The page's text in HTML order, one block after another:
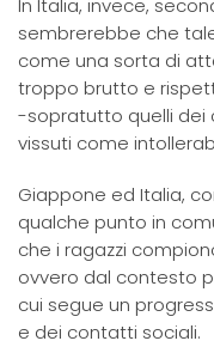
In Italia, invece,
sembrerebbe che
come una sorta di
troppo brutto e
-sopratutto quelli dei
vissuti come
Giappone ed Italia,
qualche punto in
che i ragazzi
ovvero dal contesto
cui segue un
e dei contatti sociali.